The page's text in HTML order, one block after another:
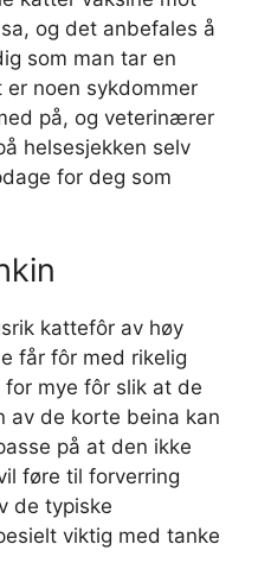
og det anbefales å
som man tar en
er noen sykdommer
på, og veterinærer
helsesjekken selv
for deg som
kattefôr av høy
får fôr med rikelig
mye fôr slik at de
av de korte beina kan
på at den ikke
føre til forverring
de typiske
viktig med tanke